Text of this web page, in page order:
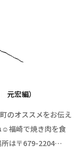
元宏編）
のオススメをお伝え
☺福崎で焼き肉を食
所は〒679-2204…